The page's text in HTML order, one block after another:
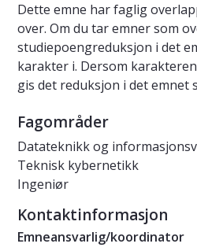
Dette emne har faglig
over. Om du tar emner som
studiepoengreduksjon i det
karakter i. Dersom
gis det reduksjon i det emnet
Fagområder
Datateknikk og
Teknisk kybernetikk
Ingeniør
Kontaktinformasjon
Emneansvarlig/koordinator